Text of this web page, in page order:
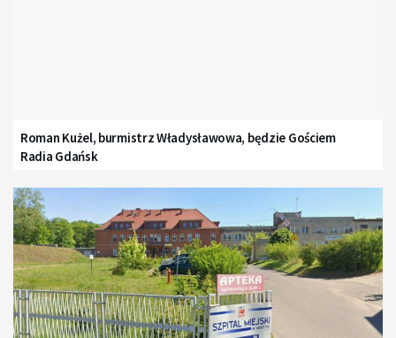
Roman Kużel, burmistrz Władysławowa, będzie Gościem
Radia Gdańsk